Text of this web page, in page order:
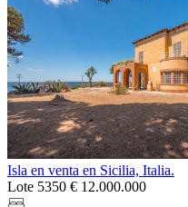
Isla en venta en Sicilia, Italia.
Lote 5350 € 12.000.000